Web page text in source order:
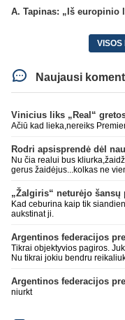
VISOS
Naujausi
Vinicius liks „Real“
Ačiū kad lieka,nereiks
Rodri apsisprendė dėl
Nu čia realui bus
gerus žaidėjus...kolkas ne
„Žalgiris“ neturėjo šansų
Kad ceburina kaip tik
aukstinat ji.
Tikrai objektyvios pagiros.
Nu tikrai jokiu bendru
niurkt